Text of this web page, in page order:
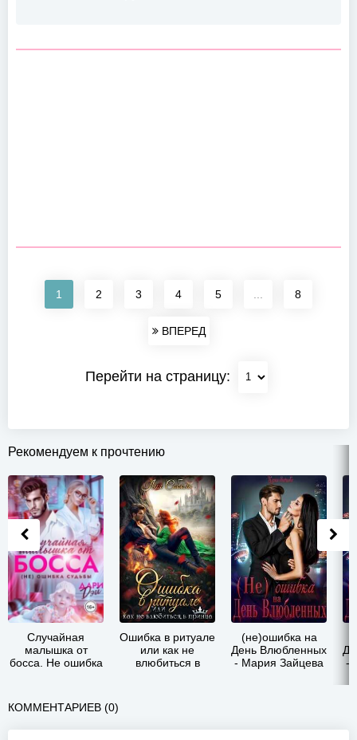
1 2 3 4 5 8
ВПЕРЕД
Перейти на страницу:
Рекомендуем к прочтению
Случайная
малышка от
босса. Не ошибка
Ошибка в ритуале
или как не
влюбиться в
(не)ошибка на
День Влюбленных
- Мария Зайцева
-
КОММЕНТАРИЕВ (0)